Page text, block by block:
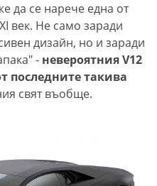
да се нарече една от
век. Не само заради
дизайн, но и заради
- невероятния V12
последните такива
свят въобще.